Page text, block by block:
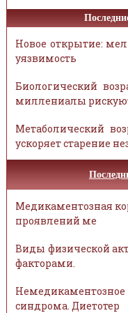
Новое открытие:
уязвимость
Биологический
миллениалы
Метаболический
ускоряет старение
Медикаментозная
проявлений ме
Виды физической
факторами.
синдрома. Диетотер